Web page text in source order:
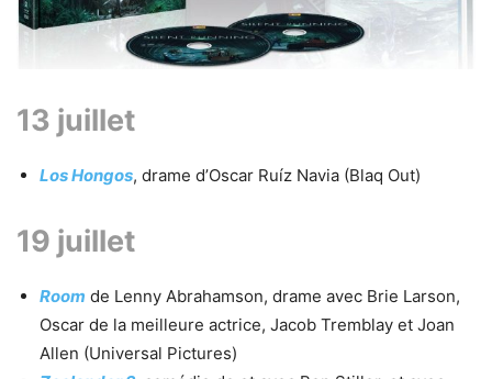
13 juillet
Los Hongos, drame d’Oscar Ruíz Navia (Blaq Out)
19 juillet
Room de Lenny Abrahamson, drame avec Brie Larson,
Oscar de la meilleure actrice, Jacob Tremblay et Joan
Allen (Universal Pictures)